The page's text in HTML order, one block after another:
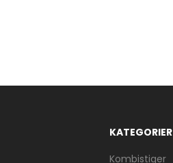
KATEGORIER
Kombistiger